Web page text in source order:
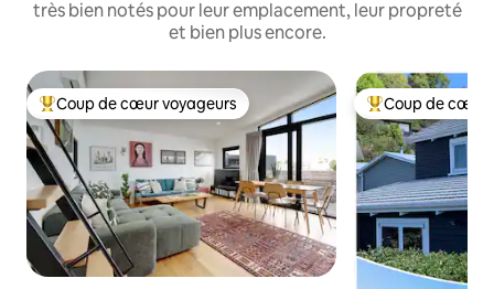
très bien notés pour leur emplacement, leur propreté
et bien plus encore.
Coups de cœur voyageurs les plus appréciés
Coup de cœur voyageurs Coups de cœur
Coup de cœur